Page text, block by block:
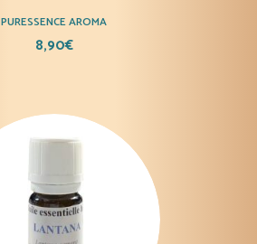
PURESSENCE AROMA
8,90€